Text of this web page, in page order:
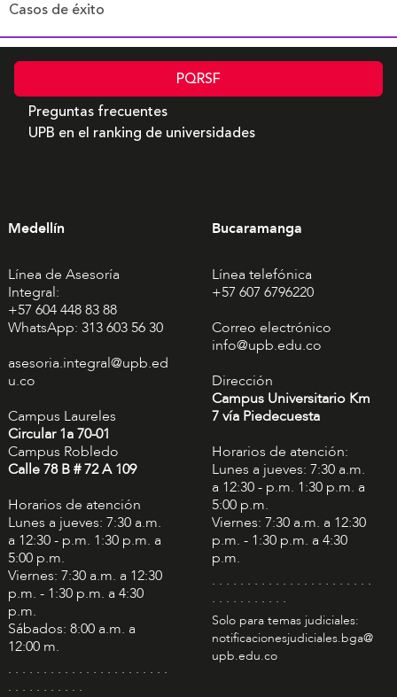
Casos de éxito
PQRSF
Preguntas frecuentes
UPB en el ranking de universidades
Medellín
Línea de Asesoría
Integral:
+57 604 448 83 88
WhatsApp: 313 603 56 30
asesoria.integral@upb.ed
u.co
Campus Laureles
Circular 1a 70-01
Campus Robledo
Calle 78 B # 72 A 109
Horarios de atención
Lunes a jueves: 7:30 a.m.
a 12:30 - p.m. 1:30 p.m. a
5:00 p.m.
Viernes: 7:30 a.m. a 12:30
p.m. - 1:30 p.m. a 4:30
p.m.
Sábados: 8:00 a.m. a
12:00 m.
. . . . . . . . . . . . . . . . . . . . . . .
. . . . . . . . . . .
Bucaramanga
Línea telefónica
+57 607 6796220
Correo electrónico
info@upb.edu.co
Dirección
Campus Universitario Km
7 vía Piedecuesta
Horarios de atención:
Lunes a jueves: 7:30 a.m.
a 12:30 - p.m. 1:30 p.m. a
5:00 p.m.
Viernes: 7:30 a.m. a 12:30
p.m. - 1:30 p.m. a 4:30
p.m.
. . . . . . . . . . . . . . . . . . . . . . .
. . . . . . . . . . .
Solo para temas judiciales:
notificacionesjudiciales.bga@
upb.edu.co